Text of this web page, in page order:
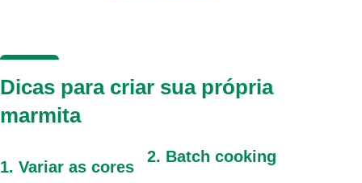
Dicas para criar sua própria
marmita
1. Variar as cores
2. Batch cooking